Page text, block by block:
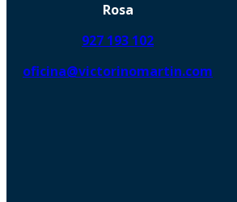
Rosa
927 193 102
oficina@victorinomartin.com